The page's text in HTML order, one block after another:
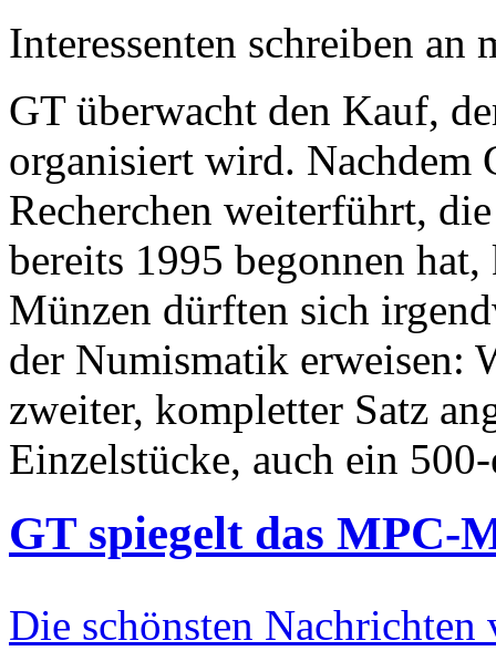
Interessenten schreiben
GT überwacht den Kauf,
organisiert wird. Nachdem
Recherchen weiterführt,
bereits 1995 begonnen
Münzen dürften sich
der Numismatik erweisen:
zweiter, kompletter Satz
Einzelstücke, auch ein
GT spiegelt das MPC-
Die schönsten Nachrichten